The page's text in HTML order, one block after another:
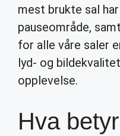
mest brukte sal
pauseområde,
for alle våre saler
lyd- og
opplevelse.
Hva